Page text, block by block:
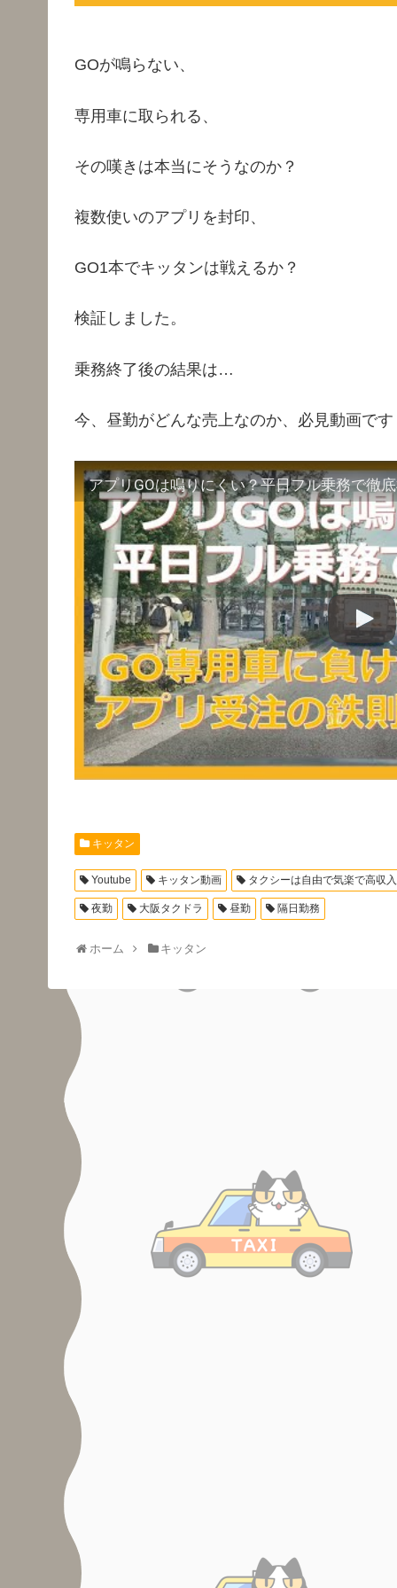
GOが鳴らない、
専用車に取られる、
その嘆きは本当にそうなのか？
複数使いのアプリを封印、
GO1本でキッタンは戦えるか？
検証しました。
乗務終了後の結果は…
今、昼勤がどんな売上なのか、必見動画です
キッタン
Youtube キッタン動画 タクシーは自由で気楽で高収入
夜勤 大阪タクドラ 昼勤 隔日勤務
ホーム キッタン